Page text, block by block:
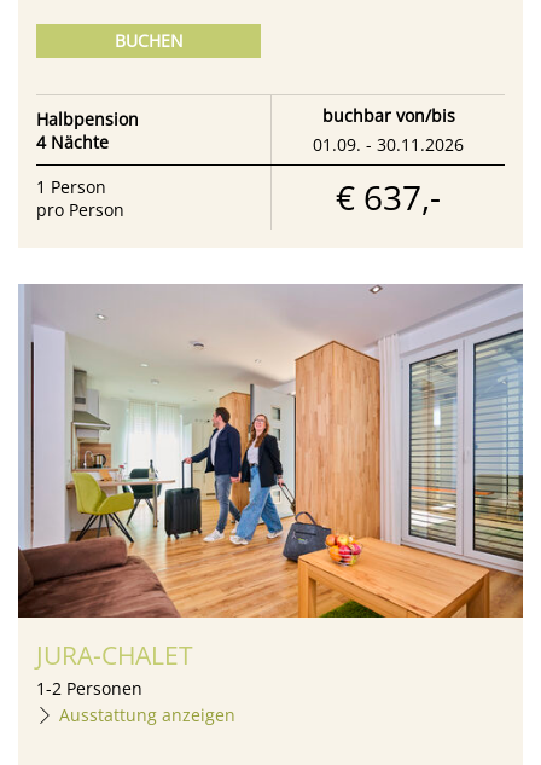
BUCHEN
Halbpension
4 Nächte
buchbar von/bis
01.09. - 30.11.2026
1 Person
pro Person
€ 637,-
JURA-CHALET
1-2 Personen
Ausstattung anzeigen